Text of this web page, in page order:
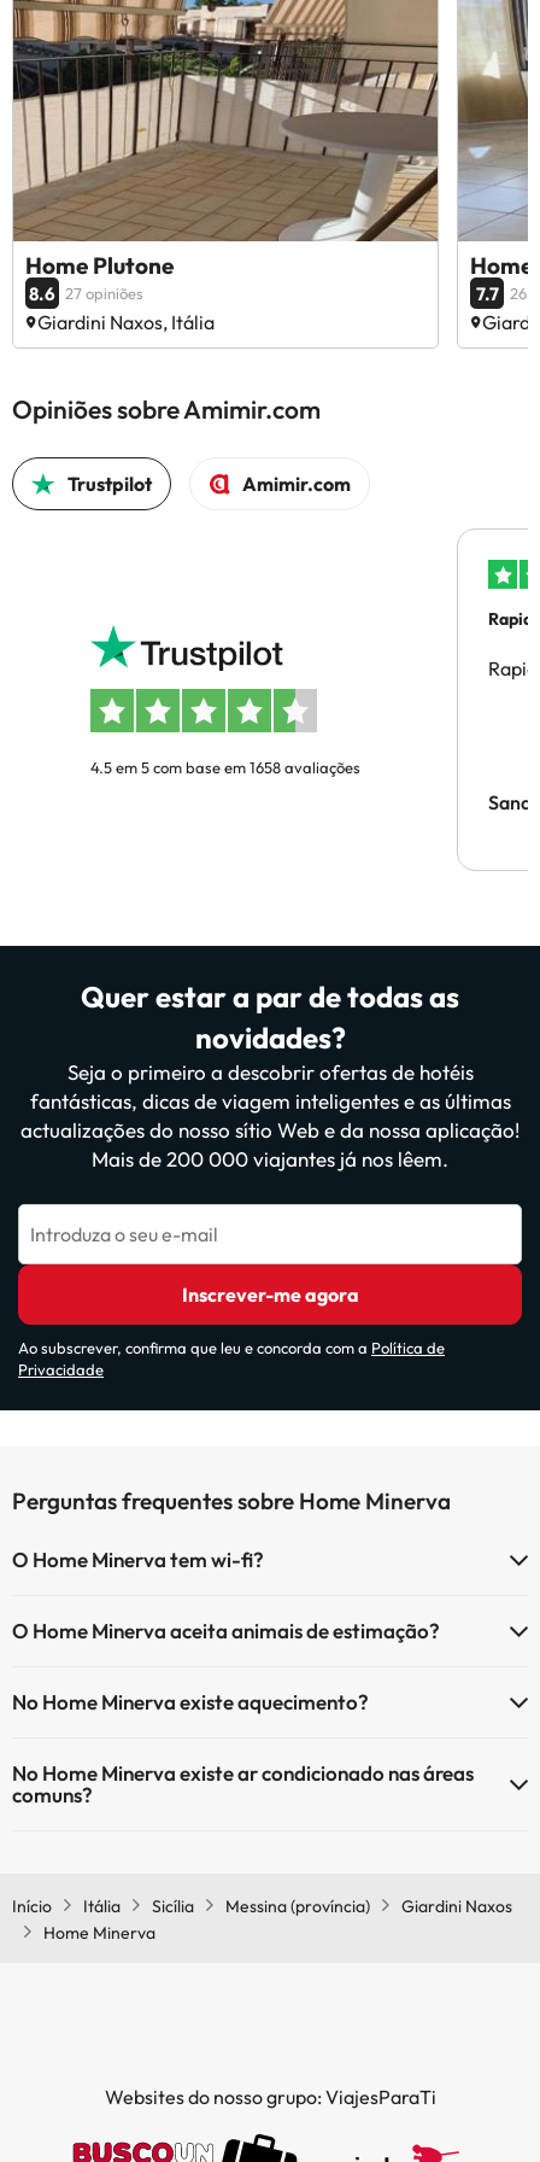
Home Plutone
8.6 27 opiniões
Giardini Naxos, Itália
Home
7.7 26
Opiniões sobre Amimir.com
Trustpilot Amimir.com
4.5 em 5 com base em 1658 avaliações
Quer estar a par de todas as
novidades?
Seja o primeiro a descobrir ofertas de hotéis
fantásticas, dicas de viagem inteligentes e as últimas
actualizações do nosso sítio Web e da nossa aplicação!
Mais de 200 000 viajantes já nos lêem.
Introduza o seu e-mail
Inscrever-me agora
Ao subscrever, confirma que leu e concorda com a Política de
Privacidade
Perguntas frequentes sobre Home Minerva
O Home Minerva tem wi-fi?
O Home Minerva aceita animais de estimação?
com pagamento directo no local). Consulte as condições.
No Home Minerva existe aquecimento?
No Home Minerva existe ar condicionado nas áreas
comuns?
Início Itália Sicília Messina (província)
Giardini Naxos
Home Minerva
Websites do nosso grupo: ViajesParaTi